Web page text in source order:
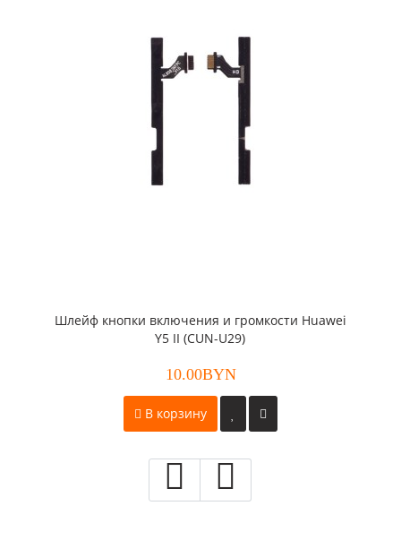
Шлейф кнопки включения и громкости Huawei
Y5 II (CUN-U29)
10.00BYN
В корзину